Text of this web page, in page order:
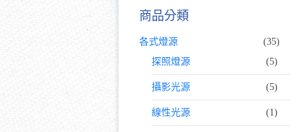
商品分類
各式燈源
(35)
探照燈源
(5)
攝影光源 (5)
線性光源 (1)